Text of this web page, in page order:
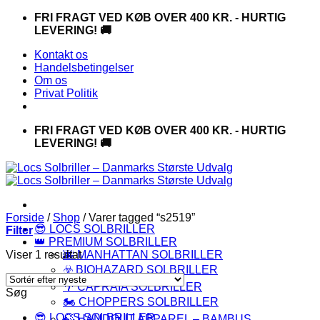
FortsætFRI FRAGT VED KØB OVER 400 KR. - HURTIG
LEVERING! 🚚
Kontakt os
Handelsbetingelser
Om os
Privat Politik
FRI FRAGT VED KØB OVER 400 KR. - HURTIG
LEVERING! 🚚
😎 LOCS SOLBRILLER
👑 PREMIUM SOLBRILLER
🌆 MANHATTAN SOLBRILLER
☣️ BIOHAZARD SOLBRILLER
🌴 CAPRAIA SOLBRILLER
🏍️ CHOPPERS SOLBRILLER
Forside / Shop /Varer tagged “s2519”
Filter
Viser 1 resultat
Søg
😎 LOCS SOLBRILLER